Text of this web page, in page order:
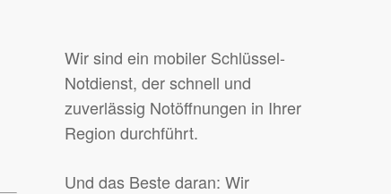
Wir sind ein mobiler Schlüssel-
Notdienst, der schnell und
zuverlässig Notöffnungen in Ihrer
Region durchführt.
Und das Beste daran: Wir